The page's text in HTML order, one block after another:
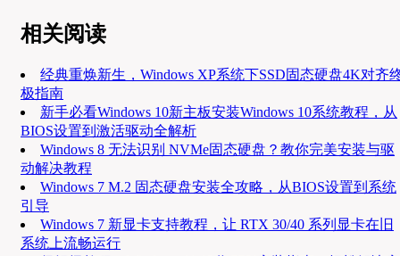
相关阅读
经典重焕新生，Windows XP系统下SSD固态硬盘4K对齐
极指南
新手必看Windows 10新主板安装Windows 10系统教程，从
BIOS设置到激活驱动全解析
Windows 8 无法识别 NVMe固态硬盘？教你完美安装与驱
动解决教程
Windows 7 M.2 固态硬盘安装全攻略，从BIOS设置到系统
引导
Windows 7 新显卡支持教程，让 RTX 30/40 系列显卡在旧
系统上流畅运行